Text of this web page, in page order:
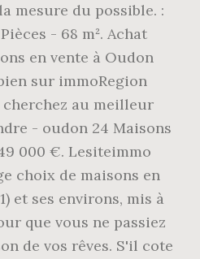
mesure du possible. :
- 68 m². Achat
en vente à Oudon
sur immoRegion
au meilleur
- oudon 24 Maisons
000 €. Lesiteimmo
choix de maisons en
et ses environs, mis à
que vous ne passiez
de vos rêves. S'il cote